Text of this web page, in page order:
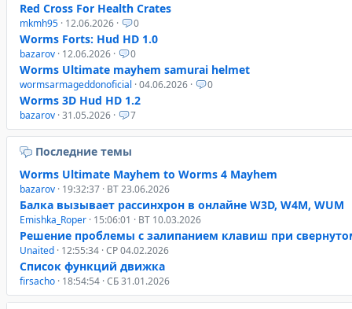
Red Cross For Health Crates
mkmh95 · 12.06.2026 · 0
Worms Forts: Hud HD 1.0
bazarov · 12.06.2026 · 0
Worms Ultimate mayhem samurai helmet
wormsarmageddonoficial · 04.06.2026 · 0
Worms 3D Hud HD 1.2
bazarov · 31.05.2026 · 7
Последние темы
Worms Ultimate Mayhem to Worms 4 Mayhem
bazarov · 19:32:37 · ВТ 23.06.2026
Балка вызывает рассинхрон в онлайне W3D, W4M, WUM
Emishka_Roper · 15:06:01 · ВТ 10.03.2026
Решение проблемы с залипанием клавиш при
Unaited · 12:55:34 · СР 04.02.2026
Список функций движка
firsacho · 18:54:54 · СБ 31.01.2026